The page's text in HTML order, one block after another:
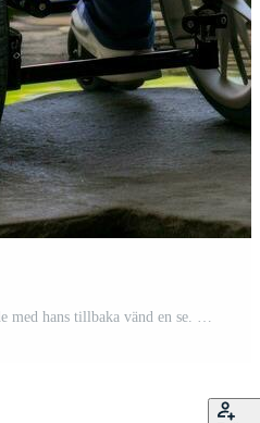
liten pojke i en rullstol sittande med hans tillbaka vänd en se. generativ ai Gratis Foto